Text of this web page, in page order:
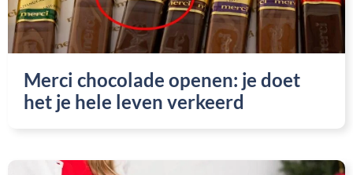
Merci chocolade openen: je doet
het je hele leven verkeerd